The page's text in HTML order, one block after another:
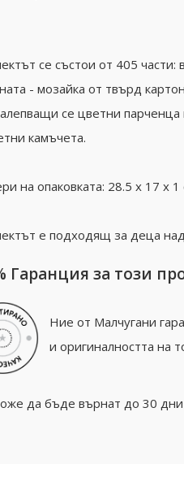
се състои от 405 части:
- мозайка от твърд
се цветни
камъчета.
на опаковката: 28.5 х 17 х 1
е подходящ за деца
Гаранция за този
Ние от Малчугани
и оригиналността на
да бъде върнат до 30 дни